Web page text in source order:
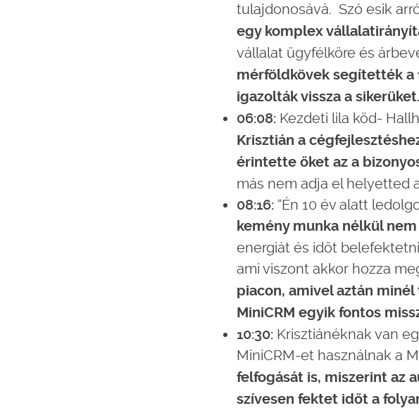
tulajdonosává. Szó esik
egy komplex
vállalat ügyfélköre és
mérföldkövek segítették a
igazolták vissza a sikerüket.
06:08: Kezdeti lila köd-
Krisztián a
érintette őket az a
más nem adja el helyetted
08:16: “Én 10 év alatt
kemény munka nélkül
energiát és időt
ami viszont akkor hozza
piacon, amivel aztán
MiniCRM egyik fontos
10:30: Krisztiánéknak van
MiniCRM-et használnak a
felfogását is, miszerint az
szívesen fektet időt a